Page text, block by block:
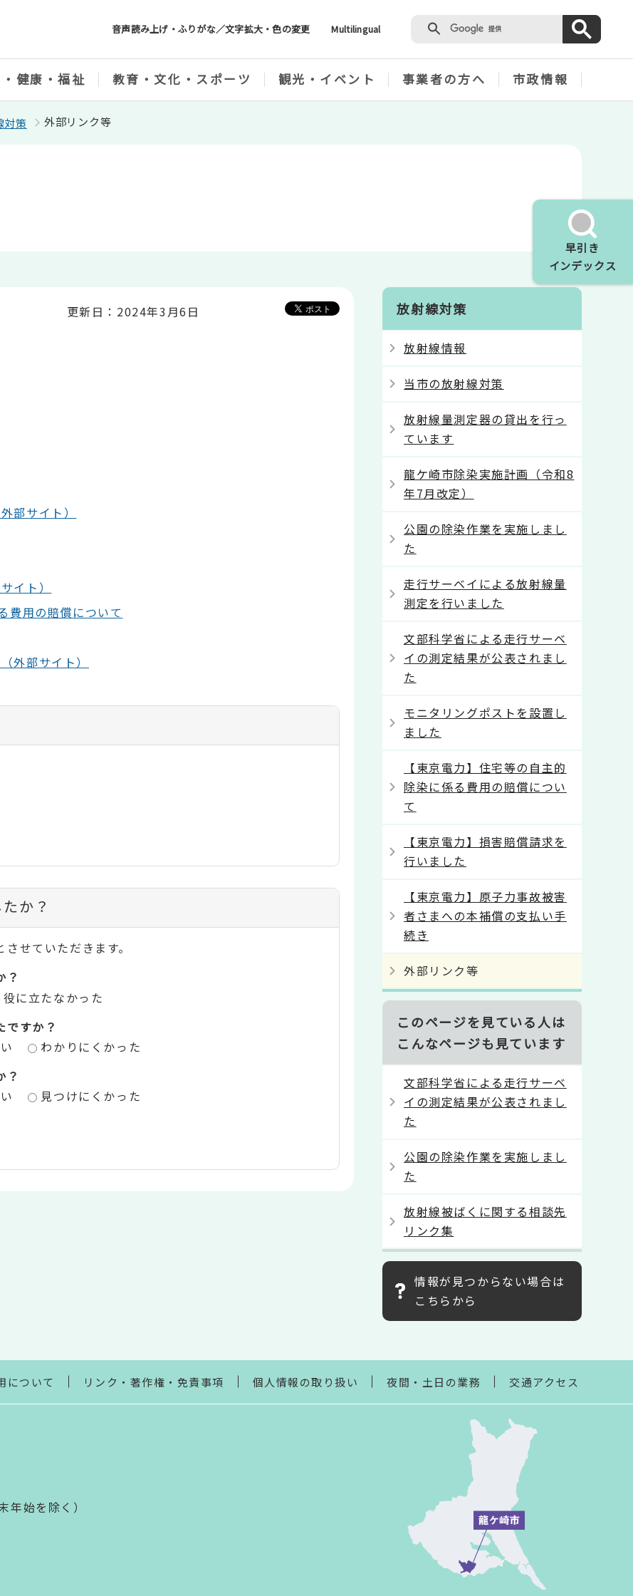
音声読み上げ・ふりがな／文字拡大・色の変更 Multilingual
早引き
インデックス
健康・福祉 教育・文化・スポーツ 観光・イベント 事業者の方へ 市政情報
対策 外部リンク等
更新日：2024年3月6日
部サイト）
イト）
費用の賠償について
外部サイト）
か？
せていただきます。
？
役に立たなかった
ですか？
わかりにくかった
？
見つけにくかった
放射線対策
放射線情報
当市の放射線対策
放射線量測定器の貸出を行っ
ています
龍ケ崎市除染実施計画（令和8
年7月改定）
公園の除染作業を実施しまし
た
走行サーベイによる放射線量
測定を行いました
文部科学省による走行サーベ
イの測定結果が公表されまし
た
モニタリングポストを設置し
ました
【東京電力】住宅等の自主的
除染に係る費用の賠償につい
て
【東京電力】損害賠償請求を
行いました
【東京電力】原子力事故被害
者さまへの本補償の支払い手
続き
外部リンク等
このページを見ている人は
こんなページも見ています
文部科学省による走行サーベ
イの測定結果が公表されまし
た
公園の除染作業を実施しまし
た
放射線被ばくに関する相談先
リンク集
情報が見つからない場合は
こちらから
について リンク・著作権・免責事項 個人情報の取り扱い 夜間・土日の業務 交通アクセス
始を除く）